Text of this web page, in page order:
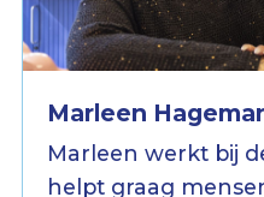
Marleen
Marleen werkt bij
helpt graag